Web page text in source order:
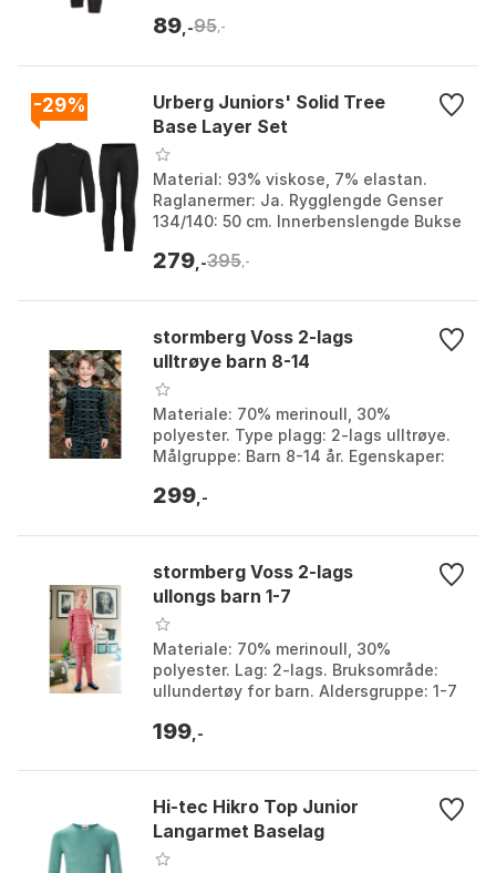
Farge 1, Farge 2...
89 ,-95,-
-29%
Urberg Juniors' Solid Tree
Base Layer Set
Material: 93% viskose, 7% elastan.
Raglanermer: Ja. Rygglengde Genser
134/140: 50 cm. Innerbenslengde Bukse
Størrelse: 110/...
279 ,-395,-
stormberg Voss 2-lags
ulltrøye barn 8-14
Materiale: 70% merinoull, 30%
polyester. Type plagg: 2-lags ulltrøye.
Målgruppe: Barn 8-14 år. Egenskaper:
Farge 3, Far...
299 ,-
stormberg Voss 2-lags
ullongs barn 1-7
Materiale: 70% merinoull, 30%
polyester. Lag: 2-lags. Bruksområde:
ullundertøy for barn. Aldersgruppe: 1-7
Farge 4, Farge ...
199 ,-
Hi-tec Hikro Top Junior
Langarmet Baselag